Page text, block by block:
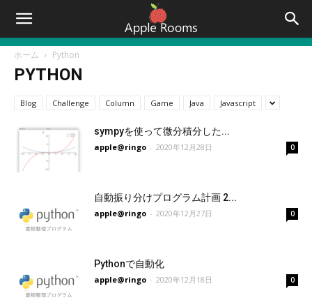
ホーム Python
PYTHON
Blog Challenge Column Game Java Javascript
sympyを使って微分積分した...
apple@ringo - 2020年12月28日 0
自動振り分けプログラム計画 2...
apple@ringo - 2020年12月27日 0
Pythonで自動化
apple@ringo - 2020年12月18日 0